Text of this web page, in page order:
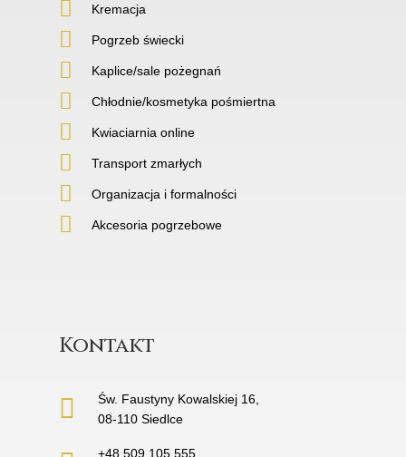
Kremacja
Pogrzeb świecki
Kaplice/sale pożegnań
Chłodnie/kosmetyka pośmiertna
Kwiaciarnia online
Transport zmarłych
Organizacja i formalności
Akcesoria pogrzebowe
Kontakt
Św. Faustyny Kowalskiej 16,
08-110 Siedlce
+48 509 105 555